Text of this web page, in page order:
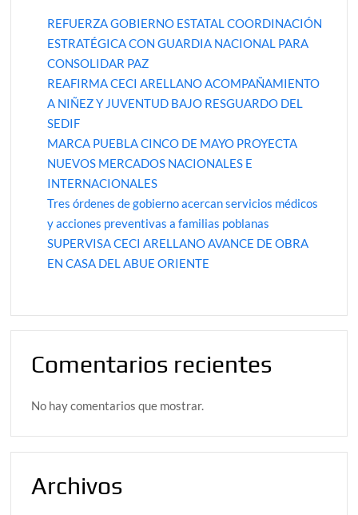
REFUERZA GOBIERNO ESTATAL COORDINACIÓN
ESTRATÉGICA CON GUARDIA NACIONAL PARA
CONSOLIDAR PAZ
REAFIRMA CECI ARELLANO ACOMPAÑAMIENTO
A NIÑEZ Y JUVENTUD BAJO RESGUARDO DEL
SEDIF
MARCA PUEBLA CINCO DE MAYO PROYECTA
NUEVOS MERCADOS NACIONALES E
INTERNACIONALES
Tres órdenes de gobierno acercan servicios médicos
y acciones preventivas a familias poblanas
SUPERVISA CECI ARELLANO AVANCE DE OBRA
EN CASA DEL ABUE ORIENTE
Comentarios recientes
No hay comentarios que mostrar.
Archivos